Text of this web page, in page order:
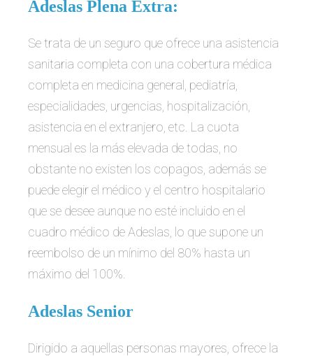
Adeslas Plena Extra:
Se trata de un seguro que ofrece una asistencia
sanitaria completa con una cobertura médica
completa en medicina general, pediatría,
especialidades, urgencias, hospitalización,
asistencia en el extranjero, etc. La cuota
mensual es la más elevada de todas, no
obstante no existen los copagos, además se
puede elegir el médico y el centro hospitalario
que se desee aunque no esté incluido en el
cuadro médico de Adeslas, lo que supone un
reembolso de un mínimo del 80% hasta un
máximo del 100%.
Adeslas Senior
Dirigido a aquellas personas mayores, ofrece la